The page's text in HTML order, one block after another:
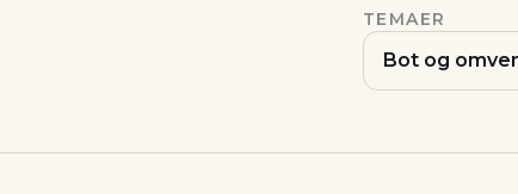
TEMAER
Bot og